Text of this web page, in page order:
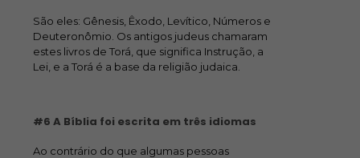
São eles: Gênesis, Êxodo, Levítico, Números e
Deuteronômio. Os antigos judeus chamaram
estes livros de Torá, que significa Instrução, a
Lei, e a Torá é a base da religião judaica.
#6 A Bíblia foi escrita em três idiomas
Ao contrário do que algumas pessoas